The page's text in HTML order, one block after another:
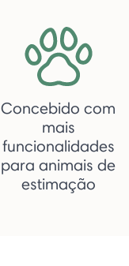
Concebido com
mais
funcionalidades
para animais de
estimação